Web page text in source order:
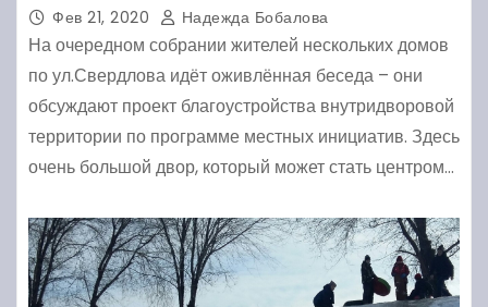
Фев 21, 2020 Надежда Бобалова
На очередном собрании жителей нескольких домов
по ул.Свердлова идёт оживлённая беседа – они
обсуждают проект благоустройства внутридворовой
территории по программе местных инициатив. Здесь
очень большой двор, который может стать центром…